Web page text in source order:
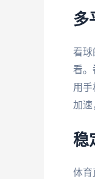
多
看球
看。
用
加速
稳
体育